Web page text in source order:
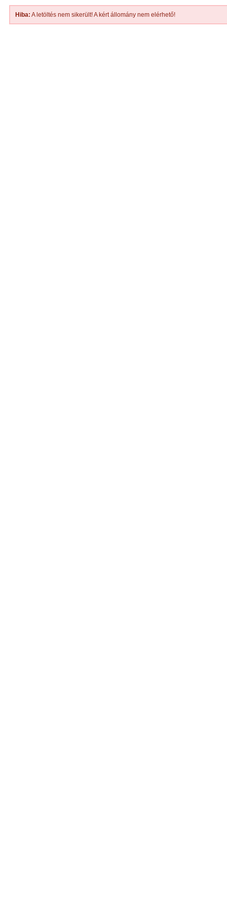
Hiba: A letöltés nem sikerült! A kért állomány nem elérhető!